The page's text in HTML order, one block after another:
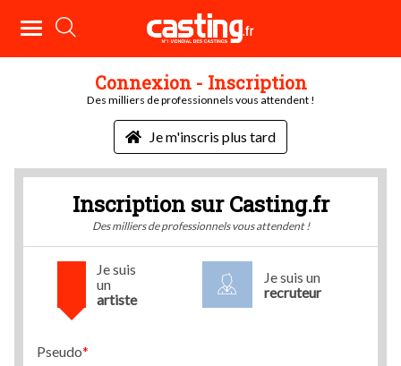
Connexion - Inscription
Des milliers de professionnels vous attendent !
Je m'inscris plus tard
Inscription sur Casting.fr
Des milliers de professionnels vous attendent !
Je suis
un
artiste
Je suis un
recruteur
Pseudo